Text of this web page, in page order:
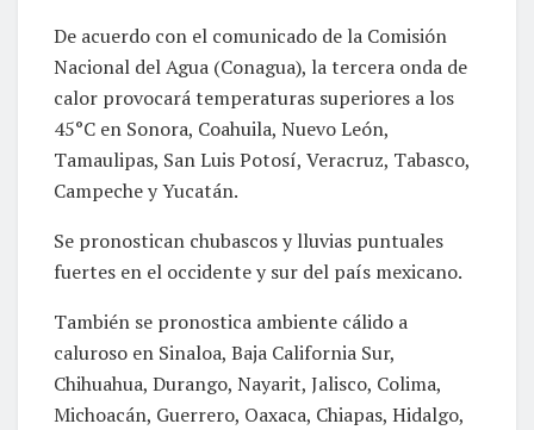
De acuerdo con el comunicado de la Comisión
Nacional del Agua (Conagua), la tercera onda de
calor provocará temperaturas superiores a los
45°C en Sonora, Coahuila, Nuevo León,
Tamaulipas, San Luis Potosí, Veracruz, Tabasco,
Campeche y Yucatán.
Se pronostican chubascos y lluvias puntuales
fuertes en el occidente y sur del país mexicano.
También se pronostica ambiente cálido a
caluroso en Sinaloa, Baja California Sur,
Chihuahua, Durango, Nayarit, Jalisco, Colima,
Michoacán, Guerrero, Oaxaca, Chiapas, Hidalgo,